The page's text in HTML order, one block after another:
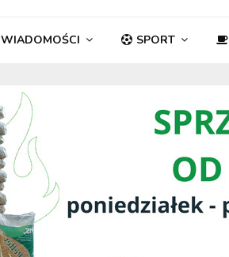
WIADOMOŚCI SPORT